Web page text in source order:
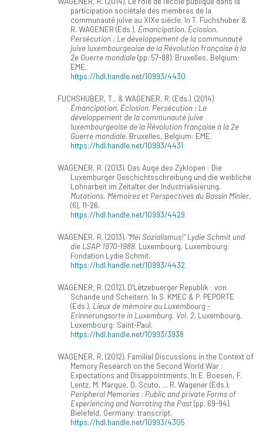
participation sociétale des membres de la
communauté juive au XIXe siècle. In T. Fuchshuber &
R. WAGENER (Eds.), Émancipation, Éclosion,
Persécution : Le développement de la communauté
juive luxembourgeoise de la Révolution française à la
2e Guerre mondiale(pp. 57-88). Bruxelles, Belgium:
EME.
https://hdl.handle.net/10993/4430
FUCHSHUBER, T., & WAGENER, R. (Eds.). (2014).
Émancipation, Éclosion, Persécution : Le
développement de la communauté juive
luxembourgeoise de la Révolution française à la 2e
Guerre mondiale. Bruxelles, Belgium: EME.
https://hdl.handle.net/10993/4431
WAGENER, R. (2013). Das Auge des Zyklopen : Die
Luxemburger Geschichtsschreibung und die weibliche
Lohnarbeit im Zeitalter der Industrialisierung.
Mutations. Mémoires et Perspectives du Bassin Minier,
(6), 11-26.
https://hdl.handle.net/10993/4429
WAGENER, R. (2013). "Méi Sozialismus!" Lydie Schmit und
die LSAP 1970-1988. Luxembourg, Luxembourg:
Fondation Lydie Schmit.
https://hdl.handle.net/10993/4432
WAGENER, R. (2012). D’Lëtzebuerger Republik : von
Schande und Scheitern. In S. KMEC & P. PEPORTE
(Eds.), Lieux de mémoire au Luxembourg -
Erinnerungsorte in Luxemburg. Vol. 2. Luxembourg,
Luxembourg: Saint-Paul.
https://hdl.handle.net/10993/3938
WAGENER, R. (2012). Familial Discussions in the Context of
Memory Research on the Second World War :
Expectations and Disappointments. In E. Boesen, F.
Lentz, M. Margue, D. Scuto, ... R. Wagener (Eds.),
Peripheral Memories : Public and private Forms of
Experiencing and Narrating the Past(pp. 69-94).
Bielefeld, Germany: transcript.
https://hdl.handle.net/10993/4305